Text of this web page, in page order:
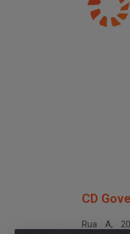
CD
Rua A,